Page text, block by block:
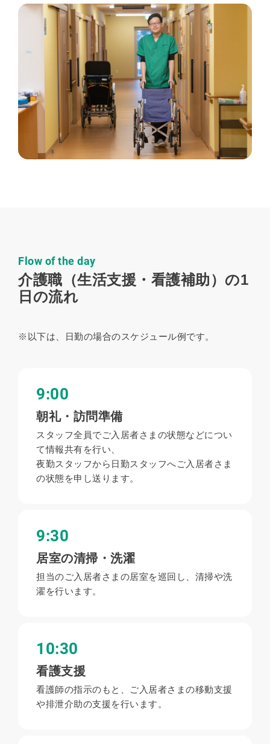
Flow of the day
介護職（生活支援・看護補助）の1
日の流れ
※以下は、日勤の場合のスケジュール例です。
9:00
朝礼・訪問準備
スタッフ全員でご入居者さまの状態などについ
て情報共有を行い、
夜勤スタッフから日勤スタッフへご入居者さま
の状態を申し送ります。
9:30
居室の清掃・洗濯
担当のご入居者さまの居室を巡回し、清掃や洗
濯を行います。
10:30
看護支援
看護師の指示のもと、ご入居者さまの移動支援
や排泄介助の支援を行います。